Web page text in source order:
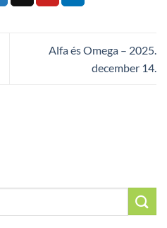
Alfa és Omega – 2025.
december 14.